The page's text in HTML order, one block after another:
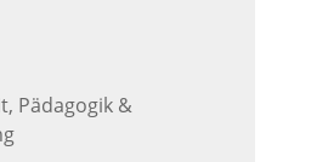
Pädagogik &